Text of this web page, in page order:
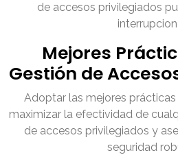
de accesos privilegiados
Mejores
Gestión de
Adoptar las mejores
maximizar la efectividad de
de accesos privilegiados y
seguridad